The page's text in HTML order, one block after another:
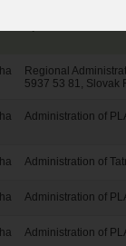
ha
Regional
5937 53 81, Slovak
ha Administration of
ha Administration of
ha Administration of
ha Administration of